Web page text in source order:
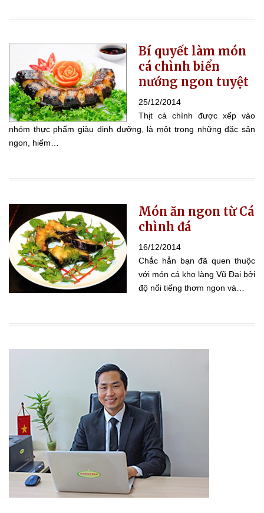
Bí quyết làm món
cá chình biển
nướng ngon tuyệt
25/12/2014
Thịt cá chình được xếp vào
nhóm thực phẩm giàu dinh dưỡng, là một trong những đặc sản
ngon, hiếm…
Món ăn ngon từ Cá
chình đá
16/12/2014
Chắc hẳn bạn đã quen thuộc
với món cá kho làng Vũ Đại bởi
độ nổi tiếng thơm ngon và…